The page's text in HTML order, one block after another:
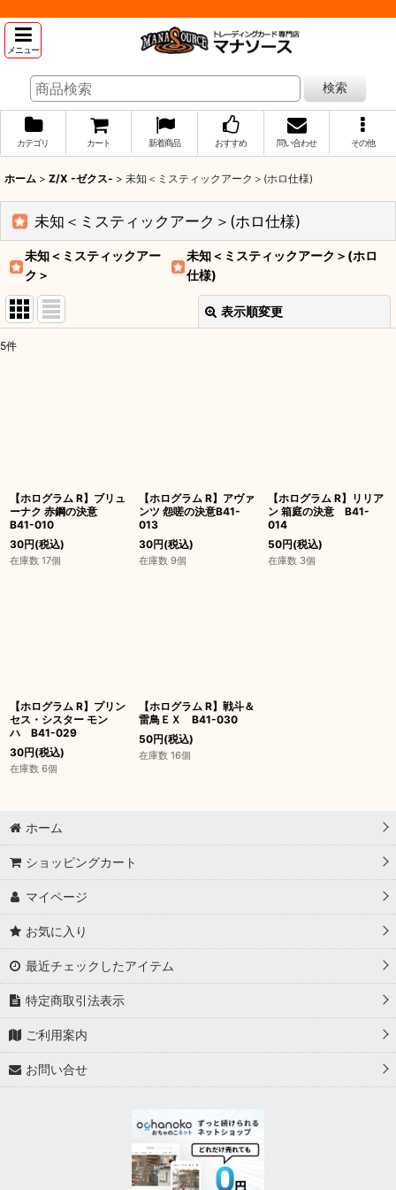
メニュー
検索
カテゴリ カート 新着商品 おすすめ 問い合わせ その他
ホーム > Z/X -ゼクス- > 未知＜ミスティックアーク＞(ホロ仕様)
未知＜ミスティックアーク＞(ホロ仕様)
未知＜ミスティックアー
ク＞
未知＜ミスティックアーク＞(ホロ
仕様)
表示順変更
5件
【ホログラム R】ブリュ
ーナク 赤鋼の決意
B41-010
30円(税込)
在庫数 17個
【ホログラム R】アヴァ
ンツ 怨嗟の決意B41-
013
30円(税込)
在庫数 9個
【ホログラム R】リリア
ン 箱庭の決意 B41-
014
50円(税込)
在庫数 3個
【ホログラム R】プリン
セス・シスター モン
ハ B41-029
30円(税込)
在庫数 6個
【ホログラム R】戦斗＆
雷鳥ＥＸ B41-030
50円(税込)
在庫数 16個
ホーム
ショッピングカート
マイページ
お気に入り
最近チェックしたアイテム
特定商取引法表示
ご利用案内
お問い合せ